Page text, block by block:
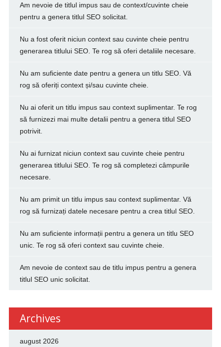
Am nevoie de titlul impus sau de context/cuvinte cheie
pentru a genera titlul SEO solicitat.
Nu a fost oferit niciun context sau cuvinte cheie pentru
generarea titlului SEO. Te rog să oferi detaliile necesare.
Nu am suficiente date pentru a genera un titlu SEO. Vă
rog să oferiți context și/sau cuvinte cheie.
Nu ai oferit un titlu impus sau context suplimentar. Te rog
să furnizezi mai multe detalii pentru a genera titlul SEO
potrivit.
Nu ai furnizat niciun context sau cuvinte cheie pentru
generarea titlului SEO. Te rog să completezi câmpurile
necesare.
Nu am primit un titlu impus sau context suplimentar. Vă
rog să furnizați datele necesare pentru a crea titlul SEO.
Nu am suficiente informații pentru a genera un titlu SEO
unic. Te rog să oferi context sau cuvinte cheie.
Am nevoie de context sau de titlu impus pentru a genera
titlul SEO unic solicitat.
Archives
august 2026